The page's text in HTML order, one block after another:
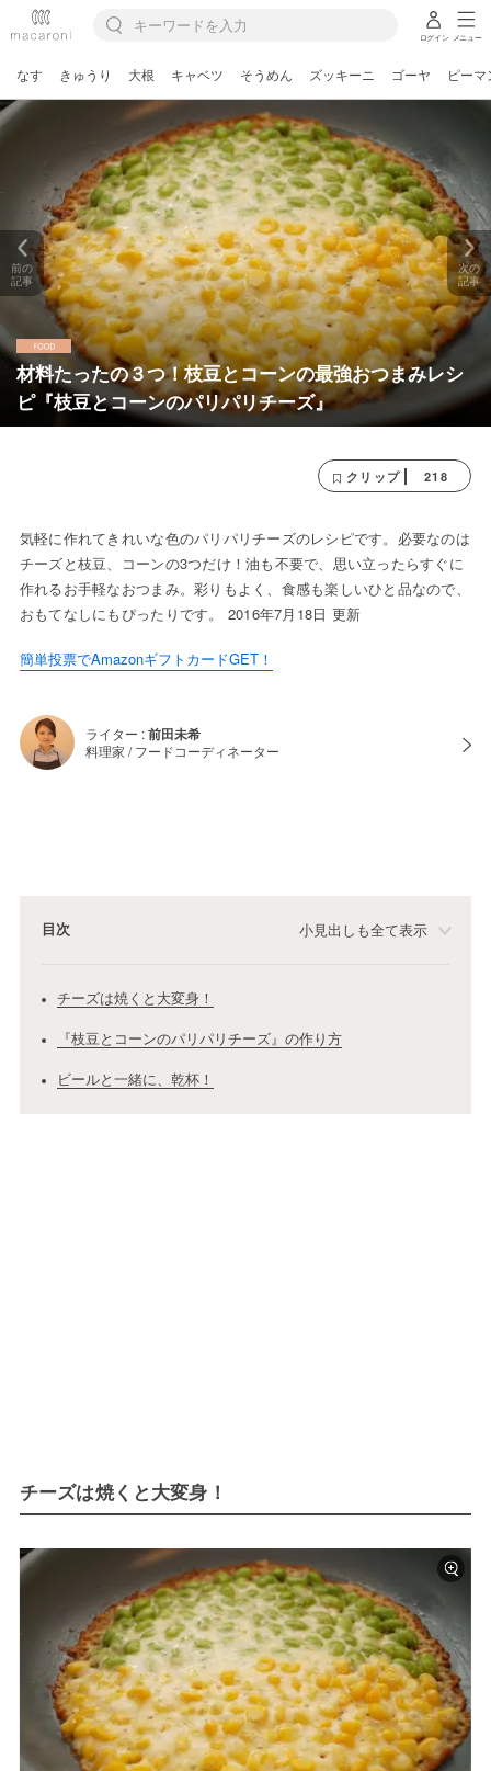
ログイン メニュー
なす きゅうり 大根 キャベツ そうめん ズッキーニ ゴーヤ ピーマ
材料たったの３つ！枝豆とコーンの最強おつまみレシ
ピ『枝豆とコーンのパリパリチーズ』
前の
記事
次の
記事
クリップ 218
気軽に作れてきれいな色のパリパリチーズのレシピです。必要なのは
チーズと枝豆、コーンの3つだけ！油も不要で、思い立ったらすぐに
作れるお手軽なおつまみ。彩りもよく、食感も楽しいひと品なので、
おもてなしにもぴったりです。 2016年7月18日 更新
簡単投票でAmazonギフトカードGET！
ライター :前田未希
料理家 / フードコーディネーター
目次 小見出しも全て表示
チーズは焼くと大変身！
『枝豆とコーンのパリパリチーズ』の作り方
ビールと一緒に、乾杯！
チーズは焼くと大変身！